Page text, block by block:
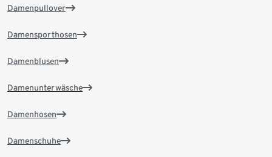
Damenpullover
Damensporthosen
Damenblusen
Damenunterwäsche
Damenhosen
Damenschuhe